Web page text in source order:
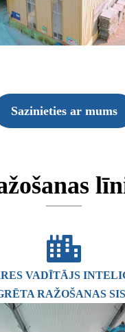
Sazinieties ar mums
VADĪTĀJS
RAŽOŠANAS